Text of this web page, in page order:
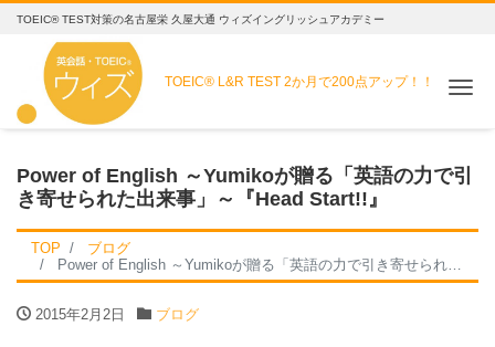
TOEIC® TEST対策の名古屋栄 久屋大通 ウィズイングリッシュアカデミー
TOEIC® L&R TEST2か月で200点アップ！！
Power of English ～Yumikoが贈る「英語の力で引
き寄せられた出来事」～『Head Start!!』
TOP
ブログ
Power of English ～Yumikoが贈る「英語の力で引き寄せられた出来事」～『Head Start!!』
2015年2月2日 ブログ